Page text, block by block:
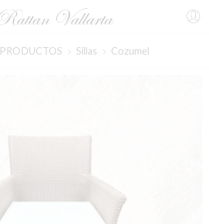
PRODUCTOS Sillas Cozumel